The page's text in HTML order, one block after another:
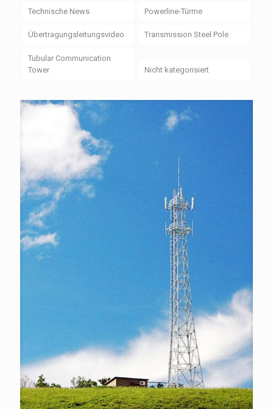
Technische News Powerline-Türme
Übertragungsleitungsvideo Transmission Steel Pole
Tubular Communication
Tower
Nicht kategorisiert